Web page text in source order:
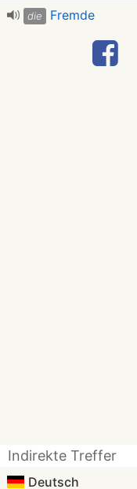
die Fremde
Indirekte Treffer
Deutsch